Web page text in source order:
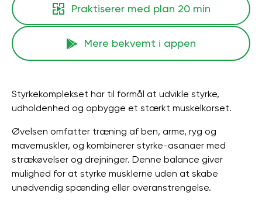
Praktiserer med plan 20 min
Mere bekvemt i appen
Styrkekomplekset har til formål at udvikle styrke,
udholdenhed og opbygge et stærkt muskelkorset.
Øvelsen omfatter træning af ben, arme, ryg og
mavemuskler, og kombinerer styrke-asanaer med
strækøvelser og drejninger. Denne balance giver
mulighed for at styrke musklerne uden at skabe
unødvendig spænding eller overanstrengelse.